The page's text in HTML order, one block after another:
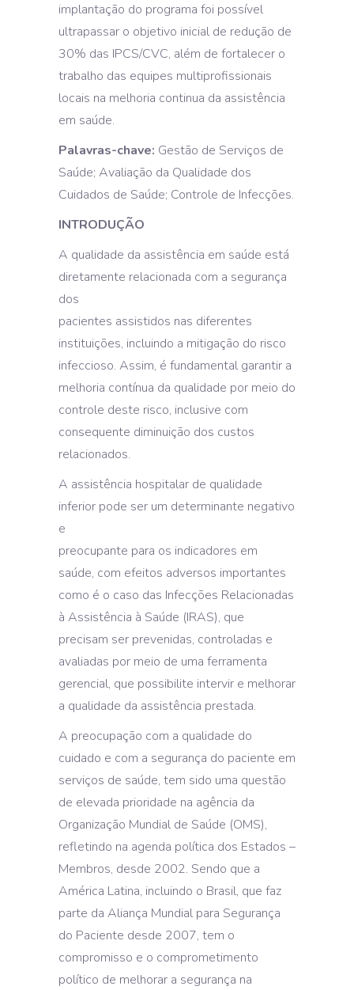
implantação do programa foi possível
ultrapassar o objetivo inicial de redução de
30% das IPCS/CVC, além de fortalecer o
trabalho das equipes multiprofissionais
locais na melhoria continua da assistência
em saúde.
Palavras-chave: Gestão de Serviços de
Saúde; Avaliação da Qualidade dos
Cuidados de Saúde; Controle de Infecções.
INTRODUÇÃO
A qualidade da assistência em saúde está
diretamente relacionada com a segurança
dos
pacientes assistidos nas diferentes
instituições, incluindo a mitigação do risco
infeccioso. Assim, é fundamental garantir a
melhoria contínua da qualidade por meio do
controle deste risco, inclusive com
consequente diminuição dos custos
relacionados.
A assistência hospitalar de qualidade
inferior pode ser um determinante negativo
e
preocupante para os indicadores em
saúde, com efeitos adversos importantes
como é o caso das Infecções Relacionadas
à Assistência à Saúde (IRAS), que
precisam ser prevenidas, controladas e
avaliadas por meio de uma ferramenta
gerencial, que possibilite intervir e melhorar
a qualidade da assistência prestada.
A preocupação com a qualidade do
cuidado e com a segurança do paciente em
serviços de saúde, tem sido uma questão
de elevada prioridade na agência da
Organização Mundial de Saúde (OMS),
refletindo na agenda política dos Estados –
Membros, desde 2002. Sendo que a
América Latina, incluindo o Brasil, que faz
parte da Aliança Mundial para Segurança
do Paciente desde 2007, tem o
compromisso e o comprometimento
político de melhorar a segurança na